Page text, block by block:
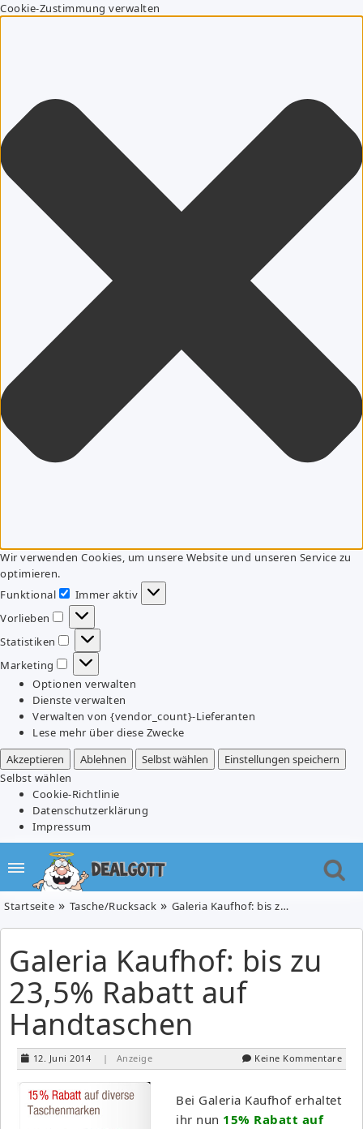
Cookie-Zustimmung verwalten
Wir verwenden Cookies, um unsere Website und unseren Service zu
optimieren.
Funktional
Funktional
Immer aktiv
Vorlieben
Vorlieben
Statistiken
Statistiken
Marketing
Marketing
Optionen verwalten
Dienste verwalten
Verwalten von {vendor_count}-Lieferanten
Lese mehr über diese Zwecke
Akzeptieren
Ablehnen Selbst wählen
Einstellungen speichern
Selbst wählen
Cookie-Richtlinie
Datenschutzerklärung
Impressum
Startseite Tasche/Rucksack Galeria Kaufhof: bis zu 23,5% Rabatt auf Handtaschen
Galeria Kaufhof: bis zu
23,5% Rabatt auf
Handtaschen
12. Juni 2014 | Anzeige Keine Kommentare
Bei Galeria Kaufhof erhaltet
ihr nun 15% Rabatt auf